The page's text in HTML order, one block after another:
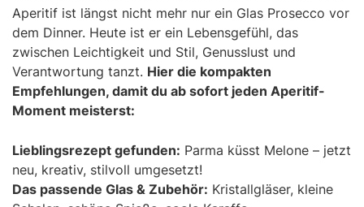
Aperitif ist längst nicht mehr nur ein Glas Prosecco vor
dem Dinner. Heute ist er ein Lebensgefühl, das
zwischen Leichtigkeit und Stil, Genusslust und
Verantwortung tanzt. Hier die kompakten
Empfehlungen, damit du ab sofort jeden Aperitif-
Moment meisterst:
Lieblingsrezept gefunden: Parma küsst Melone – jetzt
neu, kreativ, stilvoll umgesetzt!
Das passende Glas & Zubehör: Kristallgläser, kleine